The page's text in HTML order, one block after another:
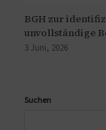
BGH zur
unvollständige
3 Juni, 2026
Suchen